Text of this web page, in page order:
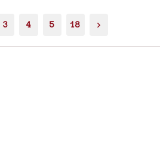
3 4 5 18 >